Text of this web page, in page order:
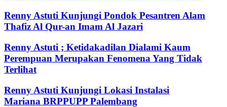
Renny Astuti Kunjungi Pondok Pesantren Alam
Thafiz Al Qur-an Imam Al Jazari
Renny Astuti ; Ketidakadilan Dialami Kaum
Perempuan Merupakan Fenomena Yang Tidak
Terlihat
Renny Astuti Kunjungi Lokasi Instalasi
Mariana BRPPUPP Palembang